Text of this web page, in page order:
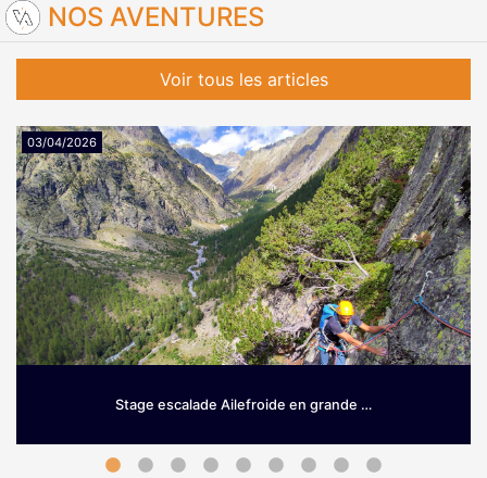
NOS AVENTURES
Voir tous les articles
Stage escalade Ailefroide en grande …
03/04/2026
Grimpez sur le granit d’Ailefroide! Envie de prendre de la